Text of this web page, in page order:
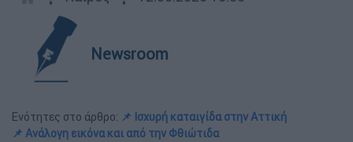
Newsroom
Ενότητες στο άρθρο: 📌 Ισχυρή καταιγίδα στην Αττική
📌 Ανάλογη εικόνα και από την Φθιώτιδα